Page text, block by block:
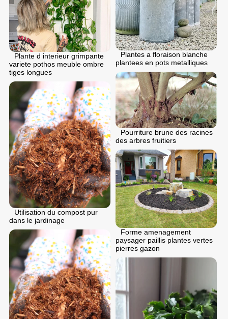
Plantes a floraison blanche
plantees en pots metalliques
Plante d interieur grimpante
variete pothos meuble ombre
tiges longues
Pourriture brune des racines
des arbres fruitiers
Utilisation du compost pur
dans le jardinage
Forme amenagement
paysager paillis plantes vertes
pierres gazon